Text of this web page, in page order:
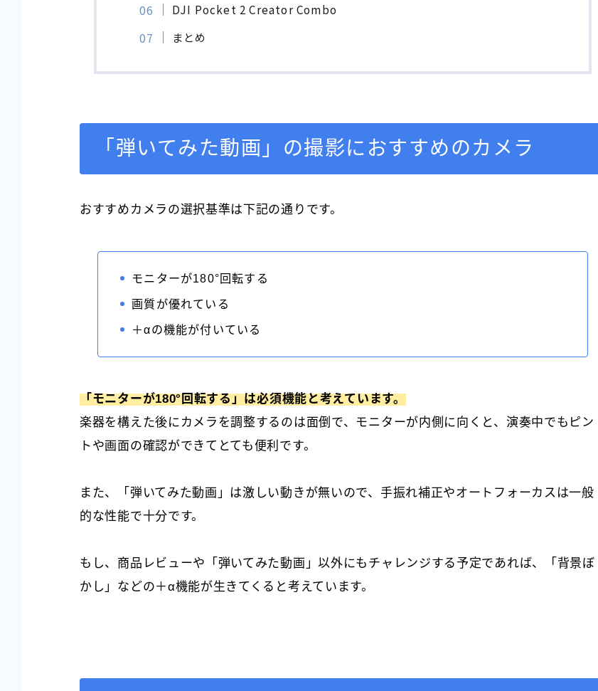
DJI Pocket 2 Creator Combo
まとめ
「弾いてみた動画」の撮影におすすめのカメラ
おすすめカメラの選択基準は下記の通りです。
モニターが180°回転する
画質が優れている
＋αの機能が付いている
「モニターが180°回転する」は必須機能と考えています。
楽器を構えた後にカメラを調整するのは面倒で、モニターが内側に向くと、演奏中でもピン
トや画面の確認ができてとても便利です。
また、「弾いてみた動画」は激しい動きが無いので、手振れ補正やオートフォーカスは一般
的な性能で十分です。
もし、商品レビューや「弾いてみた動画」以外にもチャレンジする予定であれば、「背景ぼ
かし」などの＋α機能が生きてくると考えています。